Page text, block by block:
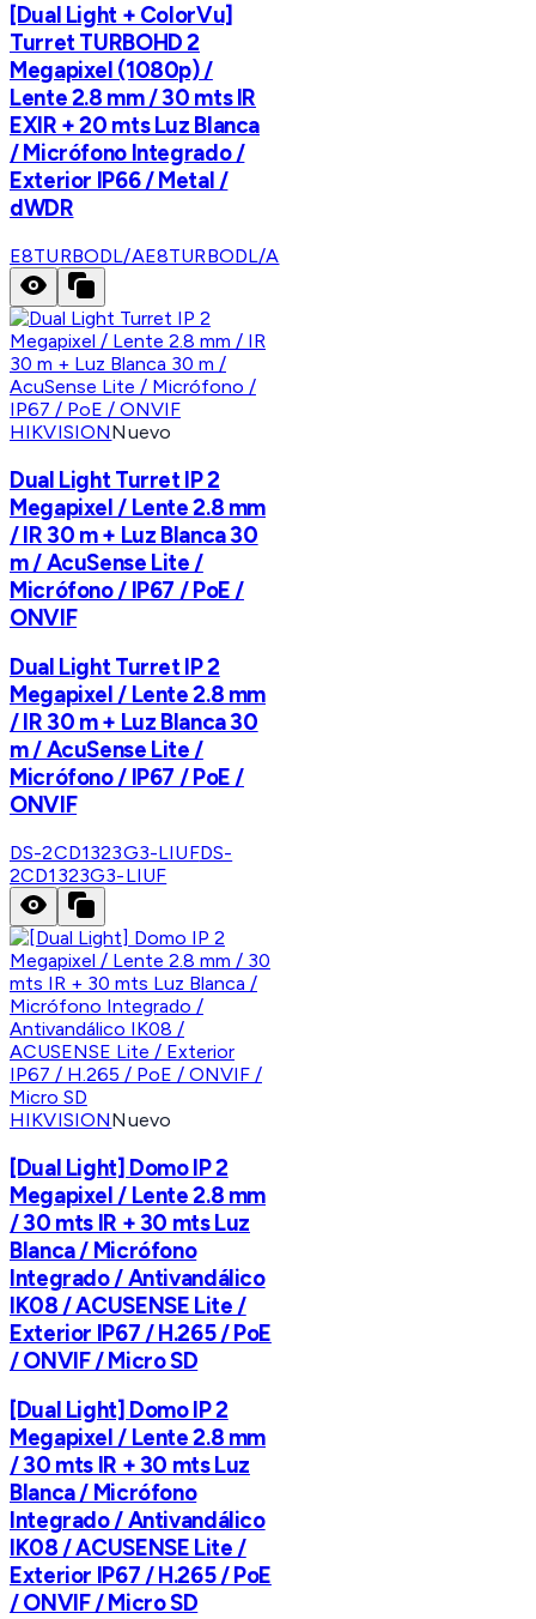
[Dual Light + ColorVu]
Turret TURBOHD 2
Megapixel (1080p) /
Lente 2.8 mm / 30 mts IR
EXIR + 20 mts Luz Blanca
/ Micrófono Integrado /
Exterior IP66 / Metal /
dWDR
E8TURBODL/AE8TURBODL/A
HIKVISIONNuevo
Dual Light Turret IP 2
Megapixel / Lente 2.8 mm
/ IR 30 m + Luz Blanca 30
m / AcuSense Lite /
Micrófono / IP67 / PoE /
ONVIF
Dual Light Turret IP 2
Megapixel / Lente 2.8 mm
/ IR 30 m + Luz Blanca 30
m / AcuSense Lite /
Micrófono / IP67 / PoE /
ONVIF
DS-2CD1323G3-LIUFDS-
2CD1323G3-LIUF
HIKVISIONNuevo
[Dual Light] Domo IP 2
Megapixel / Lente 2.8 mm
/ 30 mts IR + 30 mts Luz
Blanca / Micrófono
Integrado / Antivandálico
IK08 / ACUSENSE Lite /
Exterior IP67 / H.265 / PoE
/ ONVIF / Micro SD
[Dual Light] Domo IP 2
Megapixel / Lente 2.8 mm
/ 30 mts IR + 30 mts Luz
Blanca / Micrófono
Integrado / Antivandálico
IK08 / ACUSENSE Lite /
Exterior IP67 / H.265 / PoE
/ ONVIF / Micro SD